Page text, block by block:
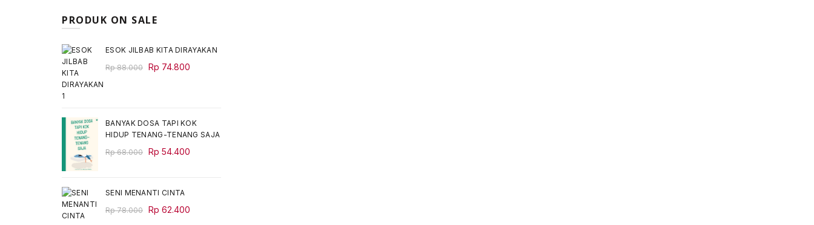
PRODUK ON SALE
ESOK JILBAB KITA DIRAYAKAN
Rp88.000 Original
Rp 74.800
BANYAK DOSA TAPI KOK
HIDUP TENANG-TENANG SAJA
Rp68.000 Original
Rp 68.000.
Rp 54.400
SENI MENANTI CINTA
Rp78.000 Original
Rp 62.400